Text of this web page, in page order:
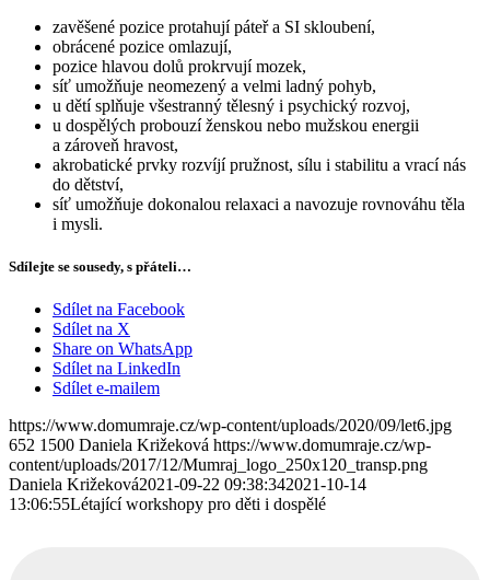
zavěšené pozice protahují páteř a SI skloubení,
obrácené pozice omlazují,
pozice hlavou dolů prokrvují mozek,
síť umožňuje neomezený a velmi ladný pohyb,
u dětí splňuje všestranný tělesný i psychický rozvoj,
u dospělých probouzí ženskou nebo mužskou energii
a zároveň hravost,
akrobatické prvky rozvíjí pružnost, sílu i stabilitu a vrací nás
do dětství,
síť umožňuje dokonalou relaxaci a navozuje rovnováhu těla
i mysli.
Sdílejte se sousedy, s přáteli…
Sdílet na Facebook
Sdílet na X
Share on WhatsApp
Sdílet na LinkedIn
Sdílet e-mailem
https://www.domumraje.cz/wp-content/uploads/2020/09/let6.jpg
652 1500 Daniela Križeková https://www.domumraje.cz/wp-
content/uploads/2017/12/Mumraj_logo_250x120_transp.png
Daniela Križeková2021-09-22 09:38:342021-10-14
13:06:55Létající workshopy pro děti i dospělé